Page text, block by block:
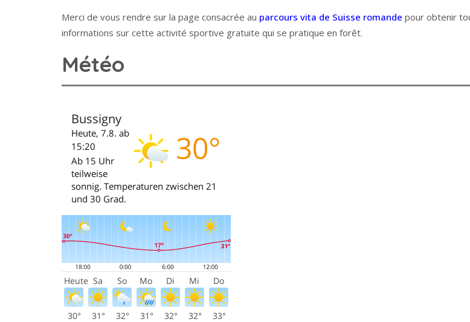
Merci de vous rendre sur la page consacrée au parcours vita de Suisse romande pour obtenir
informations sur cette activité sportive gratuite qui se pratique en forêt.
Météo